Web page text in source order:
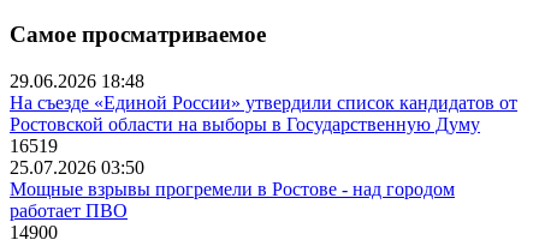
Самое просматриваемое
29.06.2026 18:48
На съезде «Единой России» утвердили список кандидатов от
Ростовской области на выборы в Государственную Думу
16519
25.07.2026 03:50
Мощные взрывы прогремели в Ростове - над городом
работает ПВО
14900